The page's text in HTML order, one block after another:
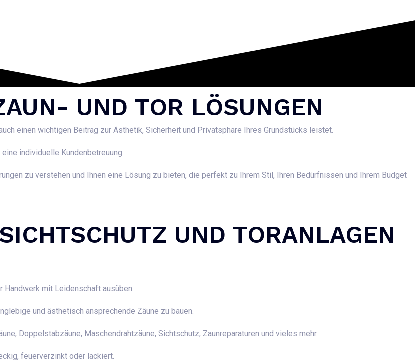
UND TOR LÖSUNGEN
einen wichtigen Beitrag zur Ästhetik, Sicherheit und Privatsphäre Ihres Grundstücks leistet.
individuelle Kundenbetreuung.
zu verstehen und Ihnen eine Lösung zu bieten, die perfekt zu Ihrem Stil, Ihren Bedürfnissen und Ihrem Budget
UND TORANLAGEN
Handwerk mit Leidenschaft ausüben.
und ästhetisch ansprechende Zäune zu bauen.
Doppelstabzäune, Maschendrahtzäune, Sichtschutz, Zaunreparaturen und vieles mehr.
feuerverzinkt oder lackiert.